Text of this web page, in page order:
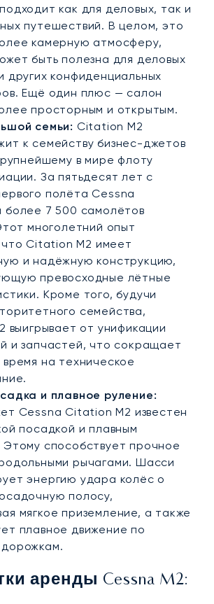
как для деловых, так и
путешествий. В целом, это
камерную атмосферу,
быть полезна для деловых
других конфиденциальных
Ещё один плюс — салон
просторным и открытым.
семьи: Citation M2
к семейству бизнес-джетов
в мире флоту
За пятьдесят лет с
полёта Cessna
более 7 500 самолётов
многолетний опыт
что Citation M2 имеет
и надёжную конструкцию,
превосходные лётные
Кроме того, будучи
семейства,
выигрывает от унификации
и запчастей, что сокращает
на техническое
и плавное руление:
Cessna Citation M2 известен
посадкой и плавным
способствует прочное
рычагами. Шасси
энергию удара колёс о
полосу,
мягкое приземление, а также
плавное движение по
аренды Cessna M2: